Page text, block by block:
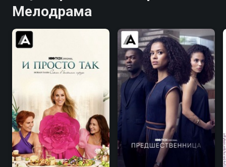
Мелодрама
7.2 5.6 6.6